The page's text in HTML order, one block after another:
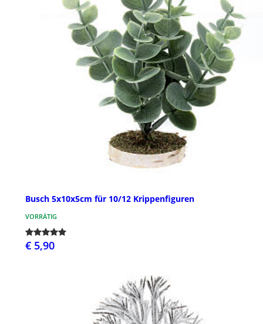
Busch 5x10x5cm für 10/12 Krippenfiguren
VORRÄTIG
€ 5,90